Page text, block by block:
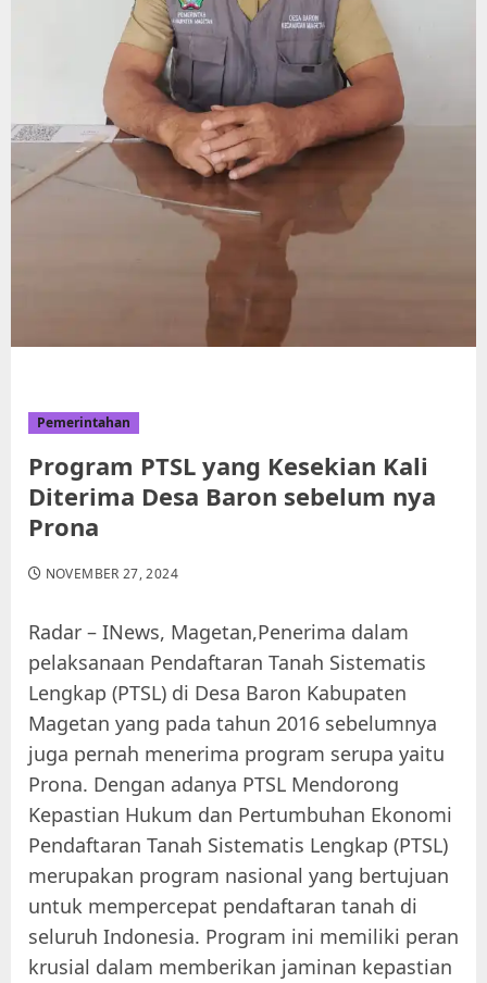
Pemerintahan
Program PTSL yang Kesekian Kali
Diterima Desa Baron sebelum nya
Prona
NOVEMBER 27, 2024
Radar – INews, Magetan,Penerima dalam
pelaksanaan Pendaftaran Tanah Sistematis
Lengkap (PTSL) di Desa Baron Kabupaten
Magetan yang pada tahun 2016 sebelumnya
juga pernah menerima program serupa yaitu
Prona. Dengan adanya PTSL Mendorong
Kepastian Hukum dan Pertumbuhan Ekonomi
Pendaftaran Tanah Sistematis Lengkap (PTSL)
merupakan program nasional yang bertujuan
untuk mempercepat pendaftaran tanah di
seluruh Indonesia. Program ini memiliki peran
krusial dalam memberikan jaminan kepastian